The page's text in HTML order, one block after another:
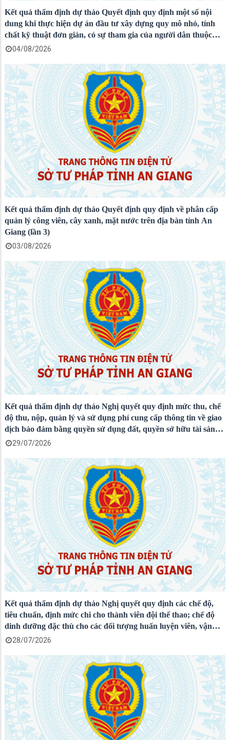
Kết quả thẩm định dự thảo Quyết định quy định một số nội
dung khi thực hiện dự án đầu tư xây dựng quy mô nhỏ, tính
chất kỹ thuật đơn giản, có sự tham gia của người dân thuộc
Chương trình mục tiêu quốc gia trên địa bàn tỉnh An Giang
04/08/2026
Kết quả thẩm định dự thảo Quyết định quy định về phân cấp
quản lý công viên, cây xanh, mặt nước trên địa bàn tỉnh An
Giang (lần 3)
03/08/2026
Kết quả thẩm định dự thảo Nghị quyết quy định mức thu, chế
độ thu, nộp, quản lý và sử dụng phí cung cấp thông tin về giao
dịch bảo đảm bằng quyền sử dụng đất, quyền sở hữu tài sản
gắn liền với đất trên địa bàn tỉnh An Giang
29/07/2026
Kết quả thẩm định dự thảo Nghị quyết quy định các chế độ,
tiêu chuẩn, định mức chi cho thành viên đội thể thao; chế độ
dinh dưỡng đặc thù cho các đối tượng huấn luyện viên, vận
động viên thể thao khác đang tập trung tập huấn, thi đấu của
28/07/2026